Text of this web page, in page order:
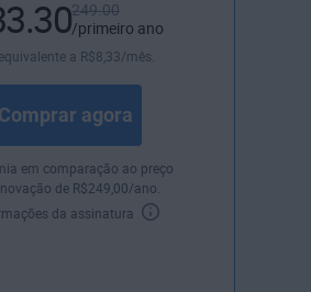
249.00
/primeiro ano
a R$8 ,33/mês.
Comprar agora
em comparação ao preço
de R$249 ,00/ano.
da assinatura